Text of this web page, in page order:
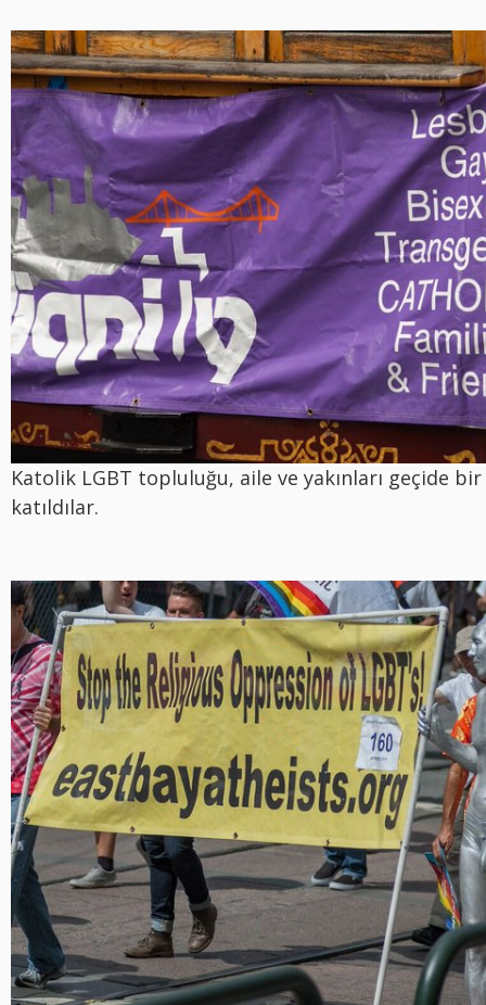
Katolik LGBT topluluğu, aile ve yakınları geçide
katıldılar.